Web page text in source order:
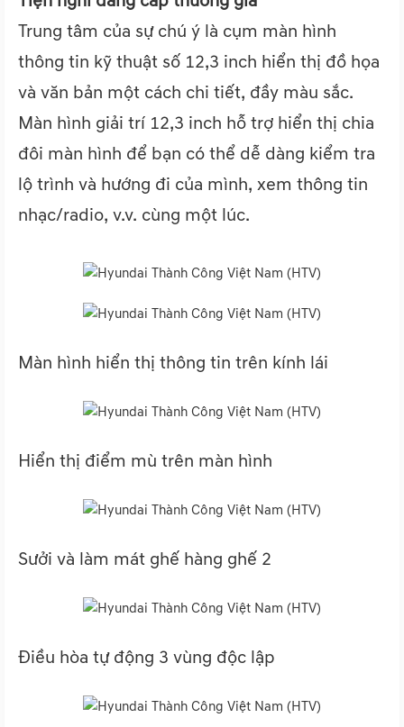
Trung tâm của sự chú ý là cụm màn hình
thông tin kỹ thuật số 12,3 inch hiển thị đồ họa
và văn bản một cách chi tiết, đầy màu sắc.
Màn hình giải trí 12,3 inch hỗ trợ hiển thị chia
đôi màn hình để bạn có thể dễ dàng kiểm tra
lộ trình và hướng đi của mình, xem thông tin
nhạc/radio, v.v. cùng một lúc.
Màn hình hiển thị thông tin trên kính lái
Hiển thị điểm mù trên màn hình
Sưởi và làm mát ghế hàng ghế 2
Điều hòa tự động 3 vùng độc lập